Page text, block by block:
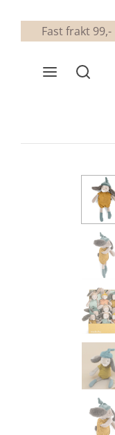
Fast frakt 99,-